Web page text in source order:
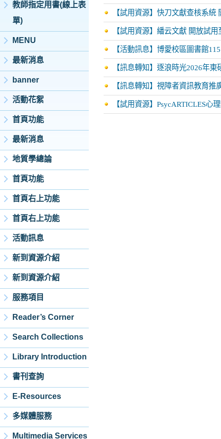
教師指定用書(線上表
單)
MENU
最新消息
banner
活動花絮
首頁功能
最新消息
地質學總論
首頁功能
首頁右上功能
首頁右上功能
活動訊息
新到資源介紹
新到資源介紹
服務項目
Reader’s Corner
Search Collections
Library Introduction
書刊查詢
E-Resources
多媒體服務
Multimedia Services
【試用資源】快刀文獻查核系統
【試用資源】繙云文獻 開放試用
【活動訊息】博愛校區圖書館
【訊息轉知】逐浪時光2026年
【訊息轉知】視障者資訊教育推
【試用資源】PsycARTICLES心